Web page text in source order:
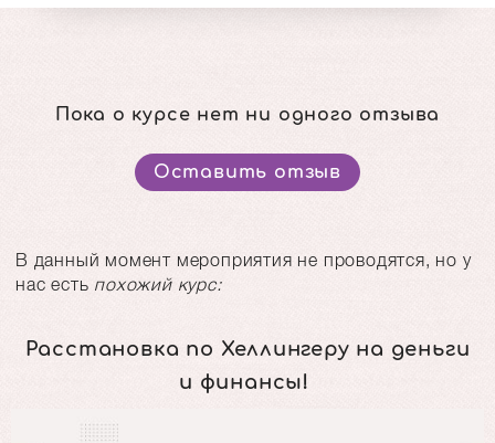
Пока о курсе нет ни одного отзыва
Оставить отзыв
В данный момент мероприятия не проводятся, но у
нас есть похожий курс:
Расстановка по Хеллингеру на деньги
и финансы!